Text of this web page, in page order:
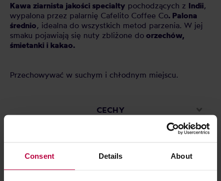
Consent Details About
Kawa ziarnista jakości specialty pochodzących z Indii,
wypalona przez palarnię Cafelito Coffee Co. Palona
średnio, idealna do wszystkich metod parzenia. W jej
smaku pojawiają się nuty zbliżone do orzechów,
śmietanki i kakao.
Przechowywać w suchym i chłodnym miejscu.
CECHY